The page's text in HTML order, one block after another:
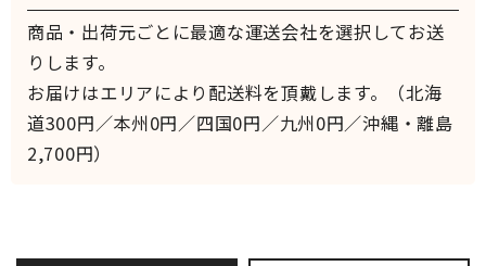
商品・出荷元ごとに最適な運送会社を選択してお送
りします。
お届けはエリアにより配送料を頂戴します。（北海
道300円／本州0円／四国0円／九州0円／沖縄・離島
2,700円）